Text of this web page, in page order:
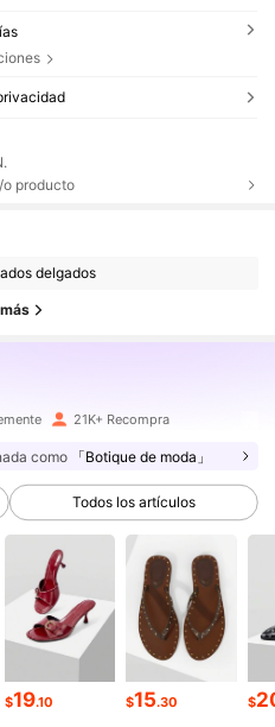
o producto
delgados
21K+ Recompra
como 「Botique de moda」
Todos los artículos
$19.10 $15.30 $